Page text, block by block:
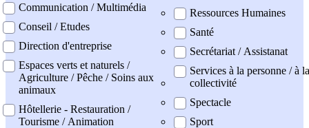
Communication / Multimédia
Conseil / Etudes
Direction d'entreprise
Espaces verts et naturels /
Agriculture / Pêche / Soins aux
animaux
Hôtellerie - Restauration /
Tourisme / Animation
Ressources Humaines
Santé
Secrétariat / Assistanat
Services à la personne / à la
collectivité
Spectacle
Sport